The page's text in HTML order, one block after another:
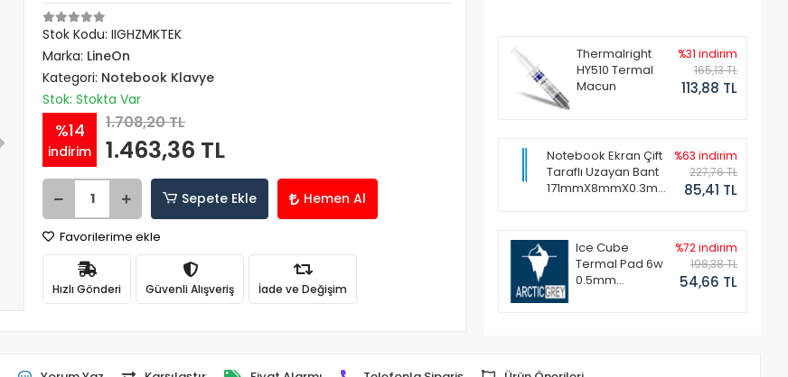
Stok Kodu: IIGHZMKTEK
Marka: LineOn
Kategori: Notebook Klavye
Stok: Stokta Var
%14
indirim
1.708,20 TL
1.463,36 TL
Sepete Ekle Hemen Al
Favorilerime ekle
Hızlı Gönderi Güvenli Alışveriş İade ve Değişim
Thermalright
HY510 Termal
Macun
%31 indirim
165,13 TL
113,88 TL
Notebook Ekran Çift
Taraflı Uzayan Bant
171mmX8mmX0.3mm
%63 indirim
227,76 TL
85,41 TL
Ice Cube
Termal Pad 6w
0.5mm
%72 indirim
198,38 TL
54,66 TL